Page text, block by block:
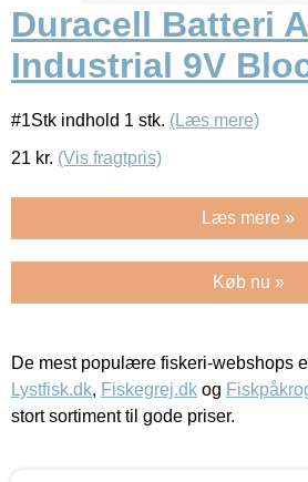
Duracell Batteri
Industrial 9V
#1Stk indhold 1 stk. (Læs mere)
21 kr. (Vis fragtpris)
Læs mere »
Køb nu »
De mest populære fiskeri-webshops
Lystfisk.dk, Fiskegrej.dk og
stort sortiment til gode priser.